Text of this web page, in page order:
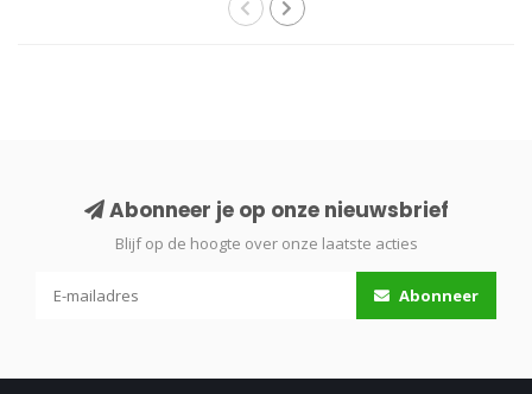
Abonneer je op onze nieuwsbrief
Blijf op de hoogte over onze laatste acties
Abonneer